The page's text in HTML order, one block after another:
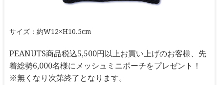
サイズ：約W12×H10.5cm
PEANUTS商品税込5,500円以上お買い上げのお客様、先
着総勢6,000名様にメッシュミニポーチをプレゼント！
※無くなり次第終了となります。